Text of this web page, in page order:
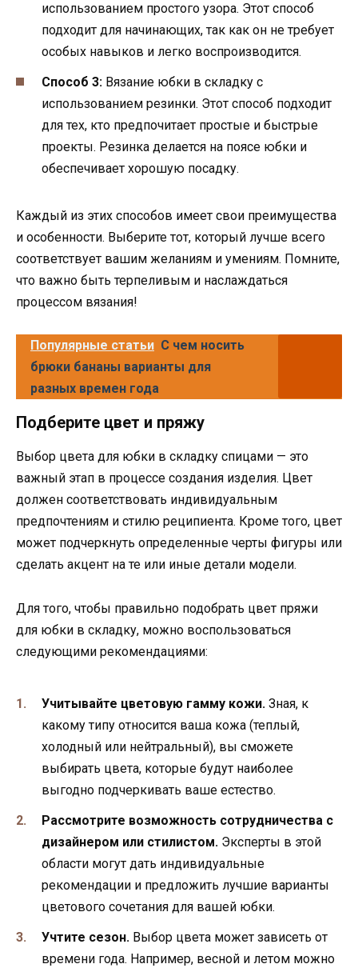
использованием простого узора. Этот способ
подходит для начинающих, так как он не требует
особых навыков и легко воспроизводится.
Способ 3: Вязание юбки в складку с
использованием резинки. Этот способ подходит
для тех, кто предпочитает простые и быстрые
проекты. Резинка делается на поясе юбки и
обеспечивает хорошую посадку.
Каждый из этих способов имеет свои преимущества
и особенности. Выберите тот, который лучше всего
соответствует вашим желаниям и умениям. Помните,
что важно быть терпеливым и наслаждаться
процессом вязания!
Популярные статьи С чем носить
брюки бананы варианты для
разных времен года
Подберите цвет и пряжу
Выбор цвета для юбки в складку спицами — это
важный этап в процессе создания изделия. Цвет
должен соответствовать индивидуальным
предпочтениям и стилю реципиента. Кроме того, цвет
может подчеркнуть определенные черты фигуры или
сделать акцент на те или иные детали модели.
Для того, чтобы правильно подобрать цвет пряжи
для юбки в складку, можно воспользоваться
следующими рекомендациями:
Учитывайте цветовую гамму кожи. Зная, к
какому типу относится ваша кожа (теплый,
холодный или нейтральный), вы сможете
выбирать цвета, которые будут наиболее
выгодно подчеркивать ваше естество.
Рассмотрите возможность сотрудничества с
дизайнером или стилистом. Эксперты в этой
области могут дать индивидуальные
рекомендации и предложить лучшие варианты
цветового сочетания для вашей юбки.
Учтите сезон. Выбор цвета может зависеть от
времени года. Например, весной и летом можно